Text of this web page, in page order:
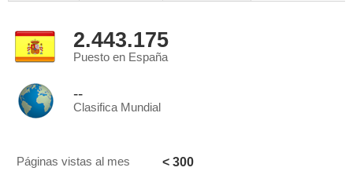
2.443.175
Puesto en España
--
Clasifica Mundial
Páginas vistas al mes < 300